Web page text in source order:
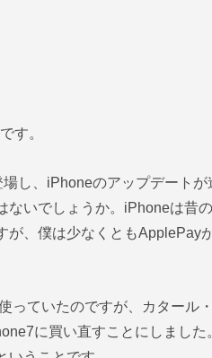
す。
し、iPhoneのアップデート
ないでしょうか。iPhoneは昔
が、僕は少なくともApplePay
っていたのですが、カタール
に買い直すことにしまし